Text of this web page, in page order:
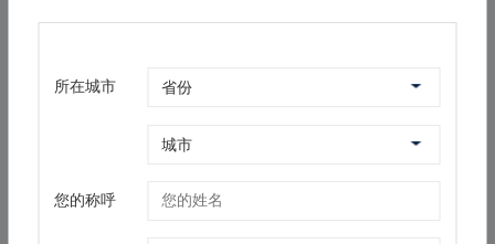
户为中心的服务理念，让东莞公寓分体空调厂商赢得了
五、绿色环保，践行社会责任
随着全球环保意识的增强，绿色发展成为各行各业共同
召，将绿色环保理念融入到产品研发、生产、销售等各
所在城市
您的称呼